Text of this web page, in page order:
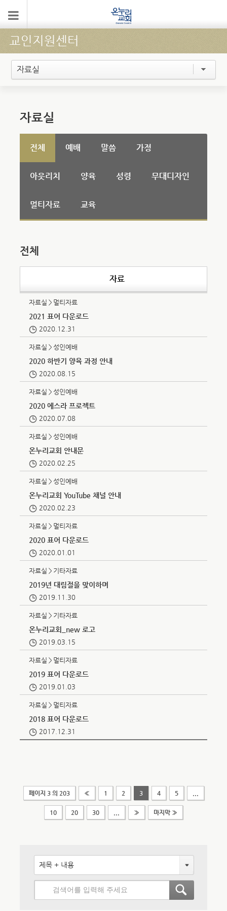
교인지원센터
자료실
자료실
전체 예배 말씀 가정
아웃리치 양육 성령 무대디자인
멀티자료 교육
전체
자료
자료실＞멀티자료
2021 표어 다운로드
2020.12.31
자료실＞성인예배
2020 하반기 양육 과정 안내
2020.08.15
자료실＞성인예배
2020 에스라 프로젝트
2020.07.08
자료실＞성인예배
온누리교회 안내문
2020.02.25
자료실＞성인예배
온누리교회 YouTube 채널 안내
2020.02.23
자료실＞멀티자료
2020 표어 다운로드
2020.01.01
자료실＞기타자료
2019년 대림절을 맞이하며
2019.11.30
자료실＞기타자료
온누리교회_new 로고
2019.03.15
자료실＞멀티자료
2019 표어 다운로드
2019.01.03
자료실＞멀티자료
2018 표어 다운로드
2017.12.31
페이지 3 의 203 « 1 2 3 4 5
10 20 30 » 마지막 »
제목 + 내용